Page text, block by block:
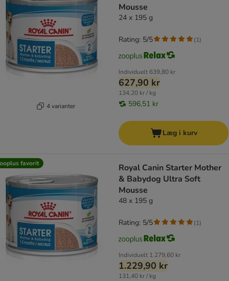
4 varianter
Mousse
24 x 195 g
Individuelt 639,80 kr
627,90 kr
134,20 kr / kg
596,51 kr
Rating: 5/5 (1)
Læg i kurv
favorit
Royal Canin Starter Mother
& Babydog Ultra Soft
Mousse
48 x 195 g
Individuelt 1.279,60 kr
1.229,90 kr
131,40 kr / kg
Rating: 5/5 (1)